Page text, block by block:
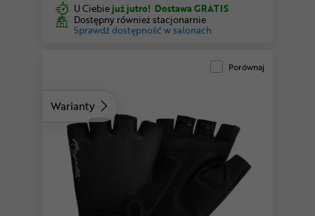
U Ciebie już jutro! Dostawa GRATIS
Dostępny również stacjonarnie
Sprawdź dostępność w salonach
Warianty
Porównaj